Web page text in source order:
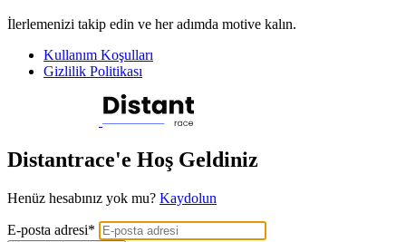
İlerlemenizi takip edin ve her adımda motive kalın.
Kullanım Koşulları
Gizlilik Politikası
Distantrace'e Hoş Geldiniz
Henüz hesabınız yok mu? Kaydolun
E-posta adresi*